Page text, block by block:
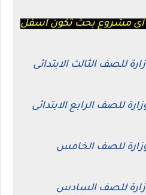
أى مشروع بحث تكون اسفل
للصف الثالث الابتدائى
للصف الرابع الابتدائى
للصف الخامس
للصف السادس